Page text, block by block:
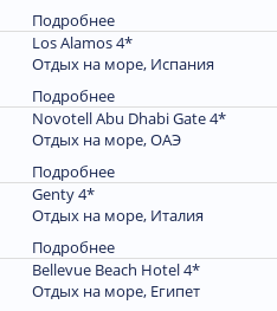
Подробнее
Los Alamos 4*
Отдых на море, Испания
Подробнее
Novotell Abu Dhabi Gate 4*
Отдых на море, ОАЭ
Подробнее
Genty 4*
Отдых на море, Италия
Подробнее
Bellevue Beach Hotel 4*
Отдых на море, Египет